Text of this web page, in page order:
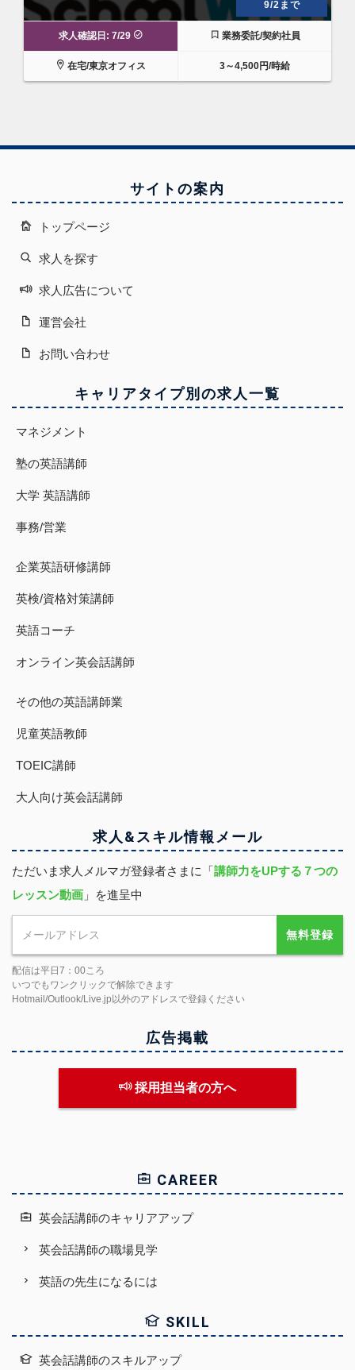
9/2まで
求人確認日: 7/29 業務委託/契約社員
在宅/東京オフィス 3～4,500円/時給
サイトの案内
トップページ
求人を探す
求人広告について
運営会社
お問い合わせ
キャリアタイプ別の求人一覧
マネジメント
塾の英語講師
大学 英語講師
事務/営業
企業英語研修講師
英検/資格対策講師
英語コーチ
オンライン英会話講師
その他の英語講師業
児童英語教師
TOEIC講師
大人向け英会話講師
求人&スキル情報 メール
ただいま求人メルマガ登録者さまに「講師力をUPする７つの
レッスン動画 」を進呈中
無料登録
配信は平日7：00ころ
いつでもワンクリックで解除できます
Hotmail/Outlook/Live.jp以外のアドレスで登録ください
広告掲載
採用担当者の方へ
CAREER
英会話講師のキャリアアップ
英会話講師の職場見学
英語の先生になるには
SKILL
英会話講師のスキルアップ